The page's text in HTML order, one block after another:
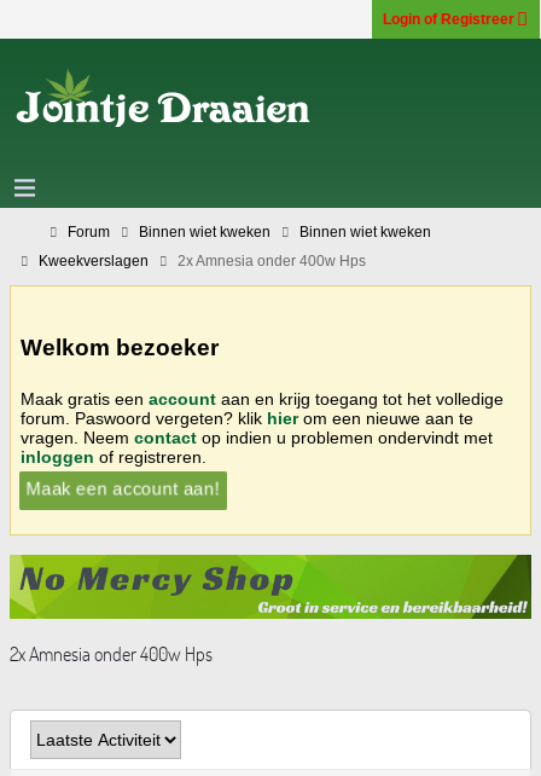
Login of Registreer
Forum Binnen wiet kweken
Binnen wiet kweken
Kweekverslagen
2x Amnesia onder 400w Hps
Welkom bezoeker
Maak gratis een account aan en krijg toegang tot het volledige
forum. Paswoord vergeten? klik hierom een nieuwe aan te
vragen. Neem contact op indien u problemen ondervindt met
inloggen of registreren.
Maak een account aan!
2x Amnesia onder 400w Hps